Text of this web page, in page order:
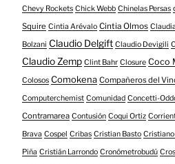
Chevy Rockets Chick Webb Chinelas Persas
Squire Cintia Arévalo Cintia Olmos
Bolzani Claudio Delgift Claudio Devigili
Claudio Zemp Clint Bahr Closure Coco
Colosos Comokena Compañeros del
Computerchemist Comunidad Concetti-
Contramarea Contusión Coqui Ortiz
Brava Cospel Cribas Cristian Basto Cristiano
Piña Cristián Larrondo Cronómetrobudú